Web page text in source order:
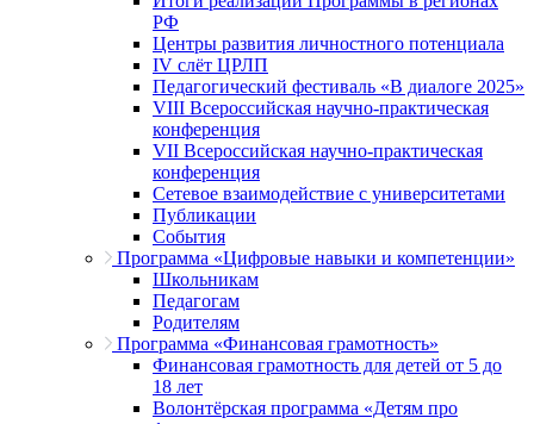
РФ
Центры развития личностного потенциала
IV слёт ЦРЛП
Педагогический фестиваль «В диалоге 2025»
VIII Всероссийская научно-практическая
конференция
VII Всероссийская научно-практическая
конференция
Сетевое взаимодействие с университетами
Публикации
События
Программа «Цифровые навыки и компетенции»
Школьникам
Педагогам
Родителям
Программа «Финансовая грамотность»
Финансовая грамотность для детей от 5 до
18 лет
Волонтёрская программа «Детям про